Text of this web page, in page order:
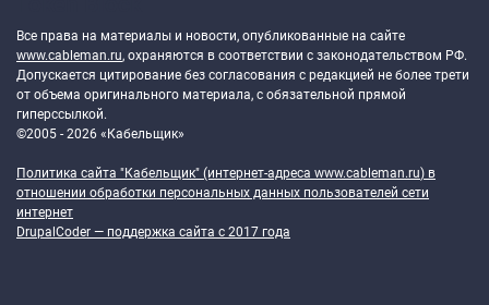
Все права на материалы и новости, опубликованные на сайте
www.cableman.ru, охраняются в соответствии с законодательством РФ.
Допускается цитирование без согласования с редакцией не более трети
от объема оригинального материала, с обязательной прямой
гиперссылкой.
©2005 - 2026 «Кабельщик»
Политика сайта "Кабельщик" (интернет-адреса www.cableman.ru) в
отношении обработки персональных данных пользователей сети
интернет
DrupalCoder — поддержка сайта c 2017 года